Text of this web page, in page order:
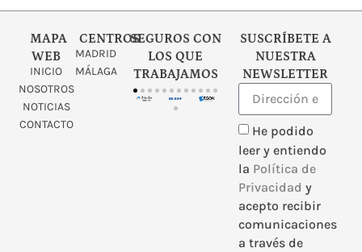
MAPA
WEB
INICIO
NOSOTROS
NOTICIAS
CONTACTO
CENTROS
MADRID
MÁLAGA
SEGUROS CON
LOS QUE
TRABAJAMOS
SUSCRÍBETE A
NUESTRA
NEWSLETTER
He podido
leer y entiendo
la Política de
Privacidad y
acepto recibir
comunicaciones
a través de